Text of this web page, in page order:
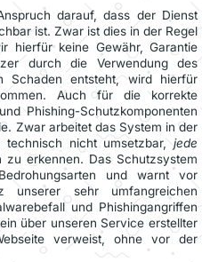
darauf, dass der Dienst
ist. Zwar ist dies in der Regel
hierfür keine Gewähr, Garantie
durch die Verwendung des
Schaden entsteht, wird hierfür
Auch für die korrekte
Phishing-Schutzkomponenten
Zwar arbeitet das System in der
nicht umsetzbar, jede
zu erkennen. Das Schutzsystem
und warnt vor
sehr umfangreichen
und Phishingangriffen
über unseren Service erstellter
verweist, ohne vor der